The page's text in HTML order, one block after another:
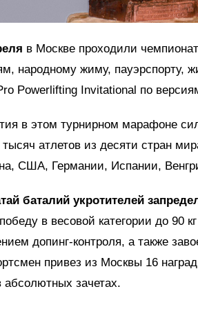
в Москве проходили
народному жиму, пауэрспорту,
Powerlifting Invitational по
в этом турнирном марафоне
тысяч атлетов из десяти стран
США, Германии, Испании,
баталий укротителей
в весовой категории до 90
допинг-контроля, а также
привез из Москвы 16
абсолютных зачетах.